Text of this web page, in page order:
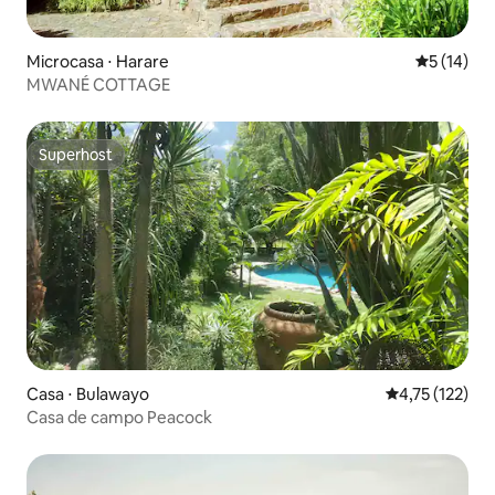
Microcasa ⋅ Harare 5 de uma
5 (14)
MWANÉ COTTAGE
Superhost
Superhost
Casa ⋅ Bulawayo 4,75 de uma
4,75 (122)
Casa de campo Peacock